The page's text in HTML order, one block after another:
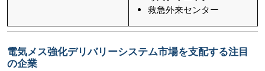
救急外来センター
電気メス強化デリバリーシステム市場を支配する注目
の企業